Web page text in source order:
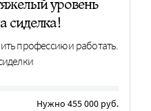
уровень
профессию и работать.
Нужно 455 000 руб.